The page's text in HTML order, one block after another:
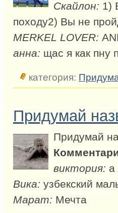
Скайлон: 1)
походу2) Вы не
MERKEL LOVER:
анна: щас я как пну
категория:
Придумай
Придумай
виктория: а
Вика: узбекский
Марат: Мечта